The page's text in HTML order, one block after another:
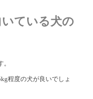
ている犬の
程度の犬が良いでしょ